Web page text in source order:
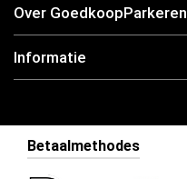
Over GoedkoopParkeren
Informatie
Betaalmethodes